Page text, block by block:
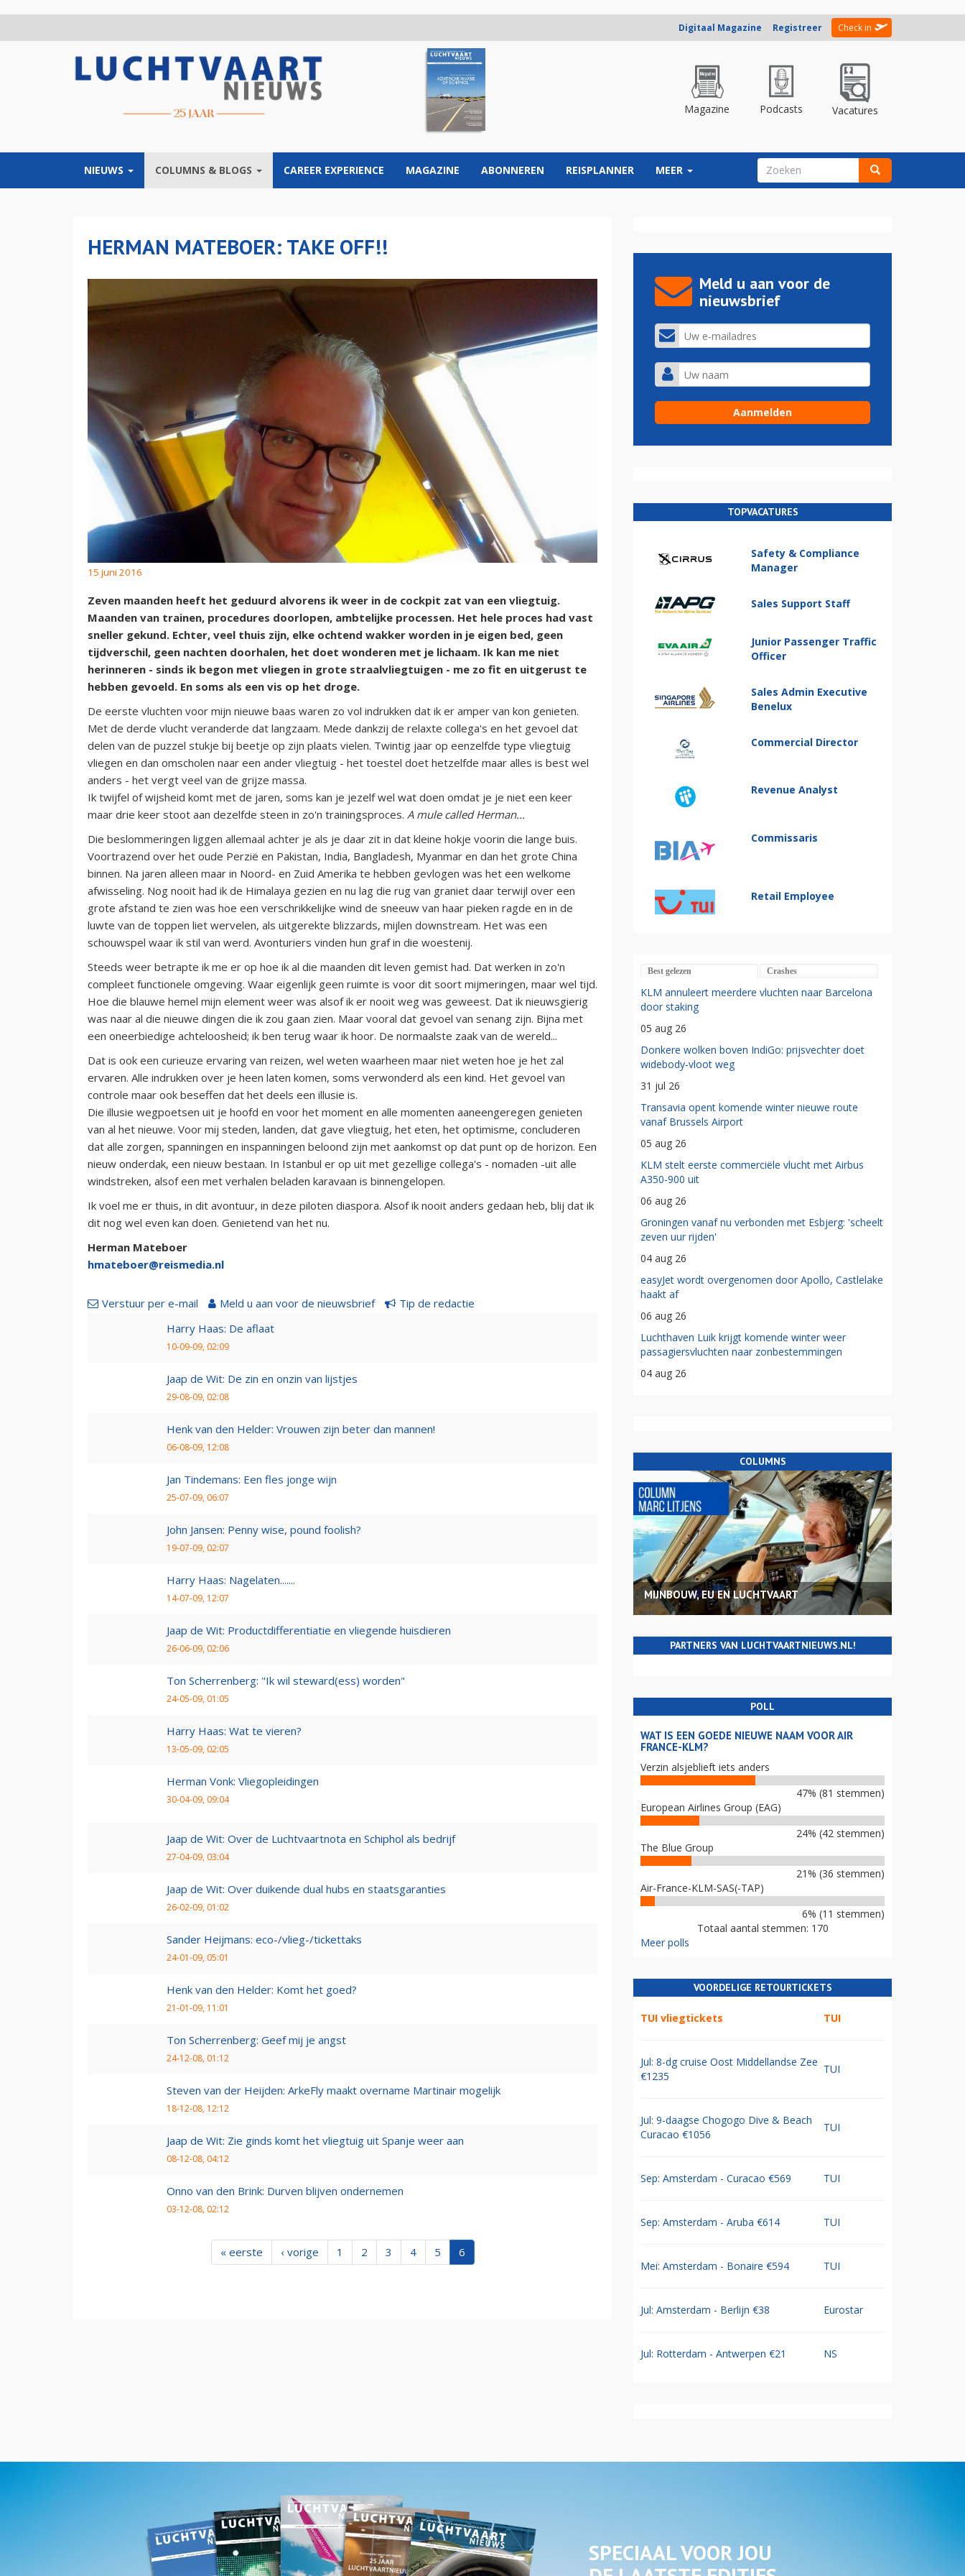
Digitaal Magazine Registreer Check in
Magazine Podcasts Vacatures
NIEUWS COLUMNS & BLOGS CAREER EXPERIENCE MAGAZINE ABONNEREN REISPLANNER MEER ZOEKVELD
HERMAN MATEBOER: TAKE OFF!!
15 juni 2016
Zeven maanden heeft het geduurd alvorens ik weer in de cockpit zat van een vliegtuig.
Maanden van trainen, procedures doorlopen, ambtelijke processen. Het hele proces had vast
sneller gekund. Echter, veel thuis zijn, elke ochtend wakker worden in je eigen bed, geen
tijdverschil, geen nachten doorhalen, het doet wonderen met je lichaam. Ik kan me niet
herinneren - sinds ik begon met vliegen in grote straalvliegtuigen - me zo fit en uitgerust te
hebben gevoeld. En soms als een vis op het droge.
De eerste vluchten voor mijn nieuwe baas waren zo vol indrukken dat ik er amper van kon genieten.
Met de derde vlucht veranderde dat langzaam. Mede dankzij de relaxte collega's en het gevoel dat
delen van de puzzel stukje bij beetje op zijn plaats vielen. Twintig jaar op eenzelfde type vliegtuig
vliegen en dan omscholen naar een ander vliegtuig - het toestel doet hetzelfde maar alles is best wel
anders - het vergt veel van de grijze massa.
Ik twijfel of wijsheid komt met de jaren, soms kan je jezelf wel wat doen omdat je je niet een keer
maar drie keer stoot aan dezelfde steen in zo'n trainingsproces. A mule called Herman...
Die beslommeringen liggen allemaal achter je als je daar zit in dat kleine hokje voorin die lange buis.
Voortrazend over het oude Perzië en Pakistan, India, Bangladesh, Myanmar en dan het grote China
binnen. Na jaren alleen maar in Noord- en Zuid Amerika te hebben gevlogen was het een welkome
afwisseling. Nog nooit had ik de Himalaya gezien en nu lag die rug van graniet daar terwijl over een
grote afstand te zien was hoe een verschrikkelijke wind de sneeuw van haar pieken ragde en in de
luwte van de toppen liet wervelen, als uitgerekte blizzards, mijlen downstream. Het was een
schouwspel waar ik stil van werd. Avonturiers vinden hun graf in die woestenij.
Steeds weer betrapte ik me er op hoe ik al die maanden dit leven gemist had. Dat werken in zo'n
compleet functionele omgeving. Waar eigenlijk geen ruimte is voor dit soort mijmeringen, maar wel tijd.
Hoe die blauwe hemel mijn element weer was alsof ik er nooit weg was geweest. Dat ik nieuwsgierig
was naar al die nieuwe dingen die ik zou gaan zien. Maar vooral dat gevoel van senang zijn. Bijna met
een oneerbiedige achteloosheid; ik ben terug waar ik hoor. De normaalste zaak van de wereld...
Dat is ook een curieuze ervaring van reizen, wel weten waarheen maar niet weten hoe je het zal
ervaren. Alle indrukken over je heen laten komen, soms verwonderd als een kind. Het gevoel van
controle maar ook beseffen dat het deels een illusie is.
Die illusie wegpoetsen uit je hoofd en voor het moment en alle momenten aaneengeregen genieten
van al het nieuwe. Voor mij steden, landen, dat gave vliegtuig, het eten, het optimisme, concluderen
dat alle zorgen, spanningen en inspanningen beloond zijn met aankomst op dat punt op de horizon. Een
nieuw onderdak, een nieuw bestaan. In Istanbul er op uit met gezellige collega's - nomaden -uit alle
windstreken, alsof een met verhalen beladen karavaan is binnengelopen.
Ik voel me er thuis, in dit avontuur, in deze piloten diaspora. Alsof ik nooit anders gedaan heb, blij dat ik
dit nog wel even kan doen. Genietend van het nu.
Herman Mateboer
hmateboer@reismedia.nl
Verstuur per e-mail Meld u aan voor de nieuwsbrief
Tip de redactie
Harry Haas: De aflaat
10-09-09, 02:09
Jaap de Wit: De zin en onzin van lijstjes
29-08-09, 02:08
Henk van den Helder: Vrouwen zijn beter dan mannen!
06-08-09, 12:08
Jan Tindemans: Een fles jonge wijn
25-07-09, 06:07
John Jansen: Penny wise, pound foolish?
19-07-09, 02:07
Harry Haas: Nagelaten.......
14-07-09, 12:07
Jaap de Wit: Productdifferentiatie en vliegende huisdieren
26-06-09, 02:06
Ton Scherrenberg: "Ik wil steward(ess) worden"
24-05-09, 01:05
Harry Haas: Wat te vieren?
13-05-09, 02:05
Herman Vonk: Vliegopleidingen
30-04-09, 09:04
Jaap de Wit: Over de Luchtvaartnota en Schiphol als bedrijf
27-04-09, 03:04
Jaap de Wit: Over duikende dual hubs en staatsgaranties
26-02-09, 01:02
Sander Heijmans: eco-/vlieg-/tickettaks
24-01-09, 05:01
Henk van den Helder: Komt het goed?
21-01-09, 11:01
Ton Scherrenberg: Geef mij je angst
24-12-08, 01:12
Steven van der Heijden: ArkeFly maakt overname Martinair mogelijk
18-12-08, 12:12
Jaap de Wit: Zie ginds komt het vliegtuig uit Spanje weer aan
08-12-08, 04:12
Onno van den Brink: Durven blijven ondernemen
03-12-08, 02:12
« eerste ‹ vorige 1 2 3 4 5 6
Meld u aan voor de
nieuwsbrief
TOPVACATURES
Safety & Compliance
Manager
Sales Support Staff
Junior Passenger Traffic
Officer
Sales Admin Executive
Benelux
Commercial Director
Revenue Analyst
Commissaris
Retail Employee
Best gelezen Crashes
KLM annuleert meerdere vluchten naar Barcelona
door staking
05 aug 26
Donkere wolken boven IndiGo: prijsvechter doet
widebody-vloot weg
31 jul 26
Transavia opent komende winter nieuwe route
vanaf Brussels Airport
05 aug 26
KLM stelt eerste commerciële vlucht met Airbus
A350-900 uit
06 aug 26
Groningen vanaf nu verbonden met Esbjerg: 'scheelt
zeven uur rijden'
04 aug 26
easyJet wordt overgenomen door Apollo, Castlelake
haakt af
06 aug 26
Luchthaven Luik krijgt komende winter weer
passagiersvluchten naar zonbestemmingen
04 aug 26
COLUMNS
MIJNBOUW, EU EN LUCHTVAART
PARTNERS VAN LUCHTVAARTNIEUWS.NL!
POLL
WAT IS EEN GOEDE NIEUWE NAAM VOOR AIR
FRANCE-KLM?
Verzin alsjeblieft iets anders
47% (81 stemmen)
European Airlines Group (EAG)
24% (42 stemmen)
The Blue Group
21% (36 stemmen)
Air-France-KLM-SAS(-TAP)
6% (11 stemmen)
Totaal aantal stemmen: 170
Meer polls
VOORDELIGE RETOURTICKETS
TUI vliegtickets TUI
Jul: 8-dg cruise Oost Middellandse Zee
€1235
TUI
Jul: 9-daagse Chogogo Dive & Beach
Curacao €1056
TUI
Sep: Amsterdam - Curacao €569 TUI
Sep: Amsterdam - Aruba €614 TUI
Mei: Amsterdam - Bonaire €594 TUI
Jul: Amsterdam - Berlijn €38 Eurostar
Jul: Rotterdam - Antwerpen €21 NS
SPECIAAL VOOR JOU